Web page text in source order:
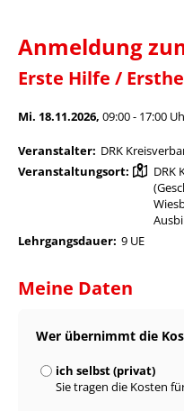
Anmeldung
Erste Hilfe /
Mi. 18.11.2026, 09:00 - 17:00
Veranstalter: DRK
Veranstaltungsort:
DRK
Lehrgangsdauer: 9 UE
Meine Daten
Wer übernimmt die
ich selbst (privat)
Sie tragen die Kosten